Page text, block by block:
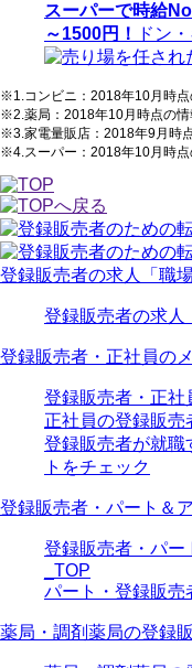
スーパーで時給
～1500円！
ドン
※1.コンビニ：2018年10月時点
※2.薬局：2018年10月時点の情
※3.家電量販店：2018年9月時
※4.スーパー：2018年10月時点
登録販売者の求人「職
登録販売者の求人
登録販売者・正社員の
登録販売者・正社
正社員の登録販売
登録販売者が就職
トをチェック
登録販売者・パート＆
登録販売者・パー
_TOP
パート・登録販売
薬局・調剤薬局の登録